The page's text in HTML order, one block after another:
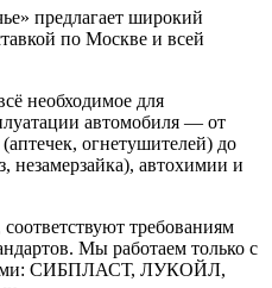
предлагает широкий
по Москве и всей
необходимое для
автомобиля — от
огнетушителей) до
незамерзайка), автохимии и
требованиям
Мы работаем только с
СИБПЛАСТ, ЛУКОЙЛ,